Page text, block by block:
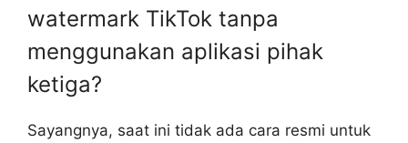
watermark TikTok tanpa
menggunakan aplikasi pihak
ketiga?
Sayangnya, saat ini tidak ada cara resmi untuk